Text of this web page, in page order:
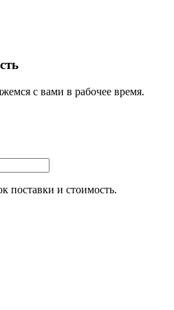
с вами в рабочее время.
поставки и стоимость.